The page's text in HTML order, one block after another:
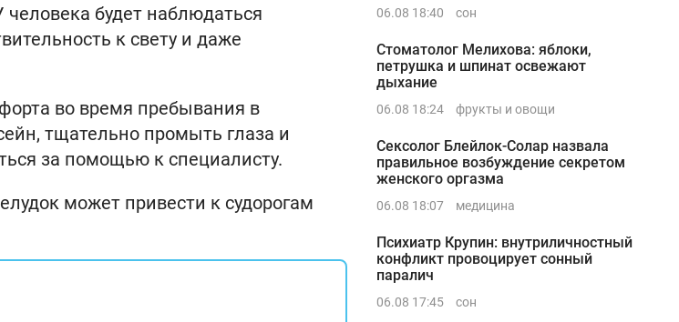
будет наблюдаться
к свету и даже
во время пребывания в
тщательно промыть глаза и
за помощью к специалисту.
может привести к судорогам
06.08 18:40 сон
Стоматолог Мелихова: яблоки,
петрушка и шпинат освежают
дыхание
06.08 18:24 фрукты и овощи
Сексолог Блейлок-Солар назвала
правильное возбуждение секретом
женского оргазма
06.08 18:07 медицина
Психиатр Крупин: внутриличностный
конфликт провоцирует сонный
паралич
06.08 17:45 сон